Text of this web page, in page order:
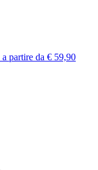
a partire da € 59,90